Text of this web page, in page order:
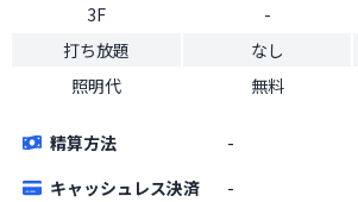
3F
-
打ち放題
なし
照明代
無料
精算方法
-
キャッシュレス決済
-